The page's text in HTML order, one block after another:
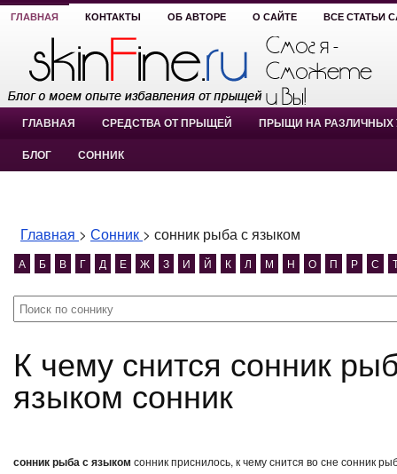
ГЛАВНАЯ КОНТАКТЫ ОБ АВТОРЕ О САЙТЕ ВСЕ СТАТЬИ
ГЛАВНАЯ СРЕДСТВА ОТ ПРЫЩЕЙ ПРЫЩИ НА РАЗЛИЧНЫХ
БЛОГ СОННИК
Главная > Сонник > сонник рыба с языком
А Б В Г Д Е Ж З И Й К Л М Н О П Р С
К чему снится сонник рыба с языком? сонник рыба с
языком сонник
сонник рыба с языком сонник приснилось, к чему снится во сне сонник